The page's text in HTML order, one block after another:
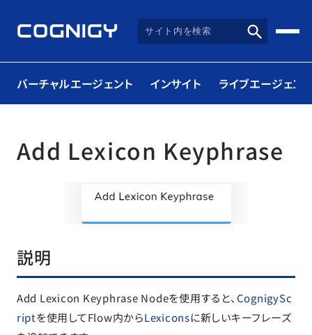
バーチャルエージェント インサイト ライブエージェント
Add Lexicon Keyphrase
説明
Add Lexicon Keyphrase Nodeを使用すると、 CognigySc
riptを使用してFlow内からLexiconsに新しいキーフレーズ